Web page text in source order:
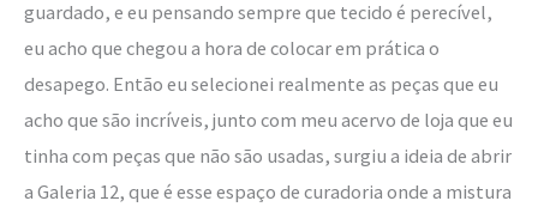
guardado, e eu pensando sempre que tecido é perecível,
eu acho que chegou a hora de colocar em prática o
desapego. Então eu selecionei realmente as peças que eu
acho que são incríveis, junto com meu acervo de loja que eu
tinha com peças que não são usadas, surgiu a ideia de abrir
a Galeria 12, que é esse espaço de curadoria onde a mistura